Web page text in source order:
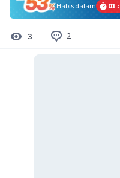
Habis dalam
01 :
3 2